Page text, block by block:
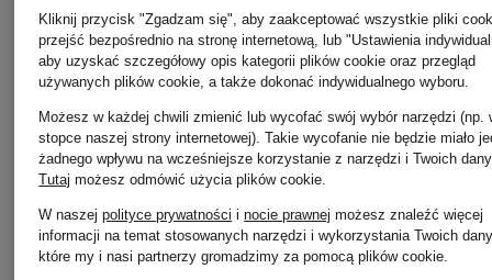
+ rabat
promocyjny
Brioni
Kurtka
Brioni
Dżinsy
MERIBEL
Kliknij przycisk "Zgadzam się", aby zaakceptować wszystkie pliki
przejść bezpośrednio na stronę internetową, lub "Ustawienia
aby uzyskać szczegółowy opis kategorii plików cookie oraz przegląd
używanych plików cookie, a także dokonać indywidualnego wyboru.
Możesz w każdej chwili zmienić lub wycofać swój wybór narzędzi (np.
stopce naszej strony internetowej). Takie wycofanie nie będzie miało
żadnego wpływu na wcześniejsze korzystanie z narzędzi i Twoich
Tutaj możesz odmówić użycia plików cookie.
W naszejpolityce prywatności inocie prawnej możesz znaleźć więcej
informacji na temat stosowanych narzędzi i wykorzystania Twoich
które my i nasi partnerzy gromadzimy za pomocą plików cookie.